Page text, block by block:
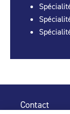
Contact